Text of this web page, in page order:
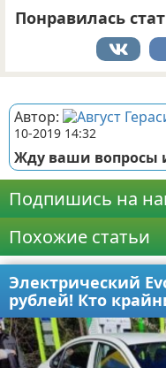
Понравилась
Автор:
10-2019 14:32
Жду ваши вопросы
Подпишись на
Похожие статьи
Электрический
рублей! Кто